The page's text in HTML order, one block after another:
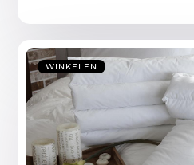
WINKELEN